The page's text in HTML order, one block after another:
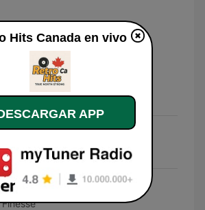
Últimos 30 días
70s 80s 90s (Flashback)
BOY
- BACK IN TIME
Hits Canada en vivo
APP